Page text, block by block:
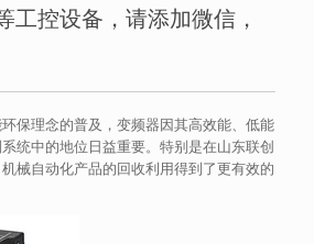
工控设备，请添加微信，
保理念的普及，变频器因其高效能、低能
统中的地位日益重要。特别是在山东联创
械自动化产品的回收利用得到了更有效的